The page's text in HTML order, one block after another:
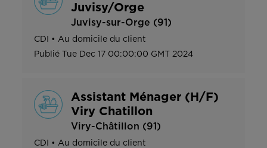
Juvisy/Orge
Juvisy-sur-Orge (91)
CDI • Au domicile du client
Publié
Tue Dec 17 00:00:00 GMT 2024
Assistant Ménager (H/F)
Viry Chatillon
Viry-Châtillon (91)
CDI • Au domicile du client